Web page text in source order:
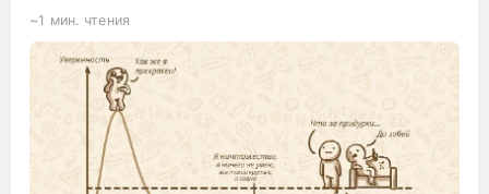
~1 мин. чтения